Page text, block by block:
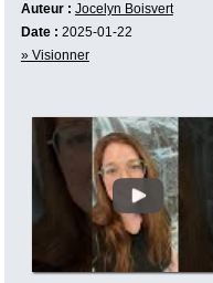
Auteur : Jocelyn Boisvert
Date : 2025-01-22
» Visionner